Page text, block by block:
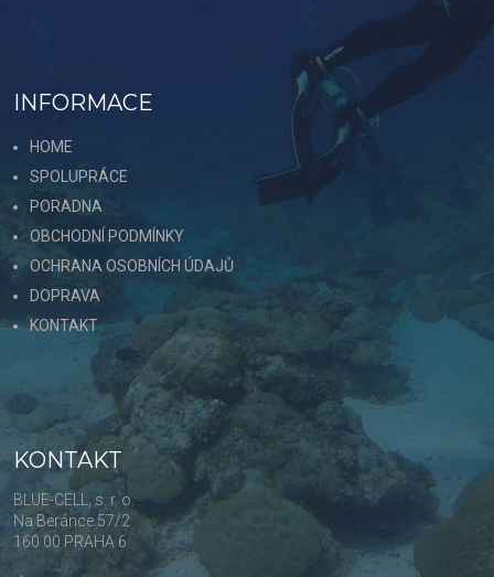
INFORMACE
HOME
SPOLUPRÁCE
PORADNA
OBCHODNÍ PODMÍNKY
OCHRANA OSOBNÍCH ÚDAJŮ
DOPRAVA
KONTAKT
KONTAKT
BLUE-CELL, s. r. o.
Na Beránce 57/2
160 00 PRAHA 6